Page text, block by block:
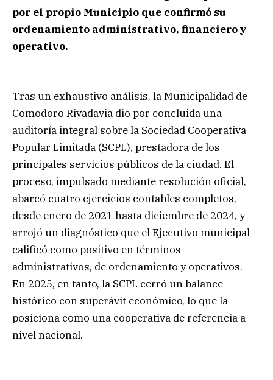
por el propio Municipio que confirmó su
ordenamiento administrativo, financiero y
operativo.
Tras un exhaustivo análisis, la Municipalidad de
Comodoro Rivadavia dio por concluida una
auditoría integral sobre la Sociedad Cooperativa
Popular Limitada (SCPL), prestadora de los
principales servicios públicos de la ciudad. El
proceso, impulsado mediante resolución oficial,
abarcó cuatro ejercicios contables completos,
desde enero de 2021 hasta diciembre de 2024, y
arrojó un diagnóstico que el Ejecutivo municipal
calificó como positivo en términos
administrativos, de ordenamiento y operativos.
En 2025, en tanto, la SCPL cerró un balance
histórico con superávit económico, lo que la
posiciona como una cooperativa de referencia a
nivel nacional.